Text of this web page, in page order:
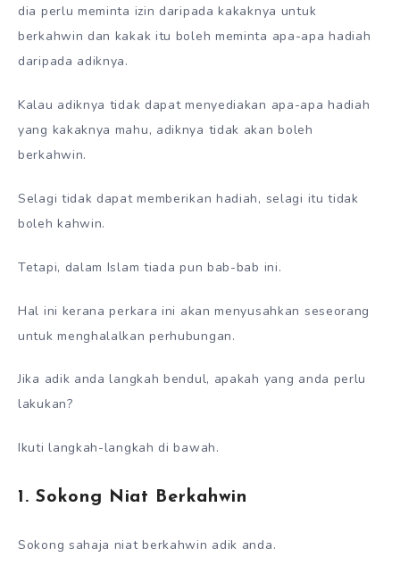
dia perlu meminta izin daripada kakaknya untuk
berkahwin dan kakak itu boleh meminta apa-apa hadiah
daripada adiknya.
Kalau adiknya tidak dapat menyediakan apa-apa hadiah
yang kakaknya mahu, adiknya tidak akan boleh
berkahwin.
Selagi tidak dapat memberikan hadiah, selagi itu tidak
boleh kahwin.
Tetapi, dalam Islam tiada pun bab-bab ini.
Hal ini kerana perkara ini akan menyusahkan seseorang
untuk menghalalkan perhubungan.
Jika adik anda langkah bendul, apakah yang anda perlu
lakukan?
Ikuti langkah-langkah di bawah.
1. Sokong Niat Berkahwin
Sokong sahaja niat berkahwin adik anda.